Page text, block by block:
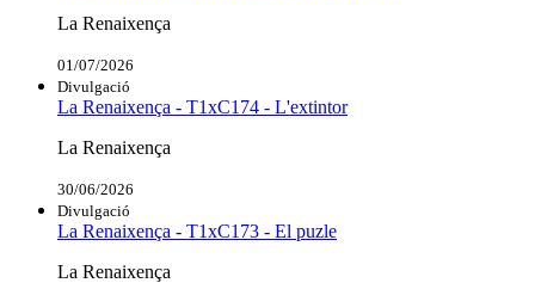
La Renaixença
01/07/2026
Divulgació
La Renaixença - T1xC174 - L'extintor
La Renaixença
30/06/2026
Divulgació
La Renaixença - T1xC173 - El puzle
La Renaixença